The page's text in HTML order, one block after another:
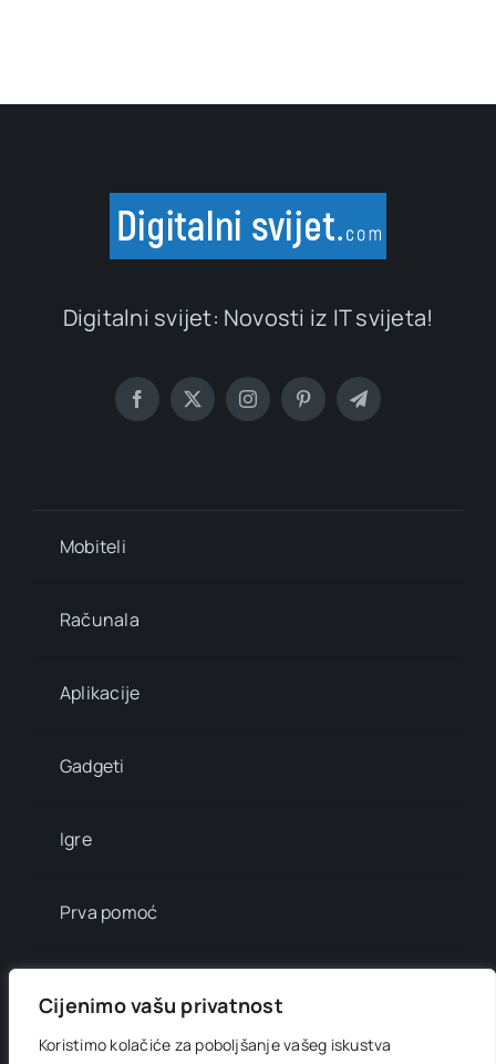
Cijenimo vašu privatnost
Koristimo kolačiće za poboljšanje vašeg iskustva
Digitalni svijet: Novosti iz IT svijeta!
Mobiteli
Računala
Aplikacije
Gadgeti
Igre
Prva pomoć
Info brojevi